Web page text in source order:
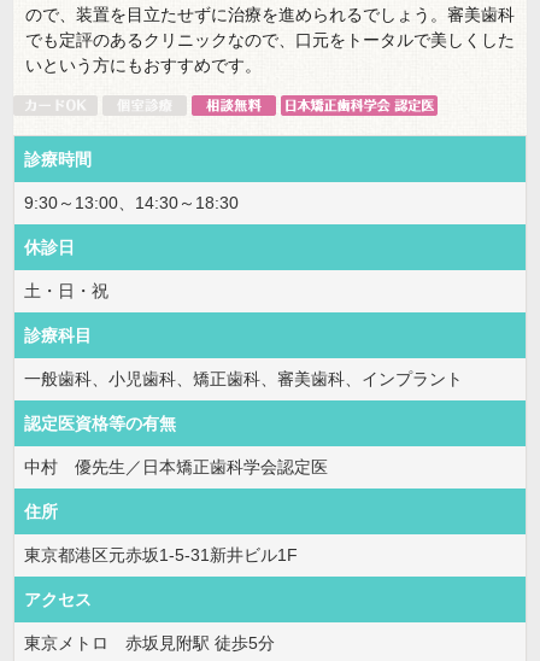
ので、装置を目立たせずに治療を進められるでしょう。審美歯科
でも定評のあるクリニックなので、口元をトータルで美しくした
いという方にもおすすめです。
診療時間
9:30～13:00、14:30～18:30
休診日
土・日・祝
診療科目
一般歯科、小児歯科、矯正歯科、審美歯科、インプラント
認定医資格等の有無
中村 優先生／日本矯正歯科学会認定医
住所
東京都港区元赤坂1-5-31新井ビル1F
アクセス
東京メトロ 赤坂見附駅 徒歩5分